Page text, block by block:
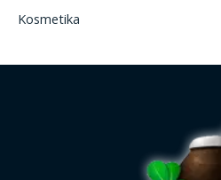
Kosmetika